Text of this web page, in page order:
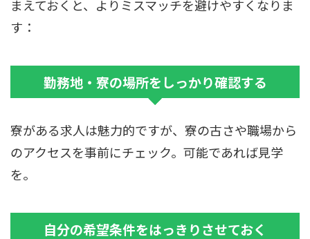
まえておくと、よりミスマッチを避けやすくなりま
す：
勤務地・寮の場所をしっかり確認する
寮がある求人は魅力的ですが、寮の古さや職場から
のアクセスを事前にチェック。可能であれば見学
を。
自分の希望条件をはっきりさせておく